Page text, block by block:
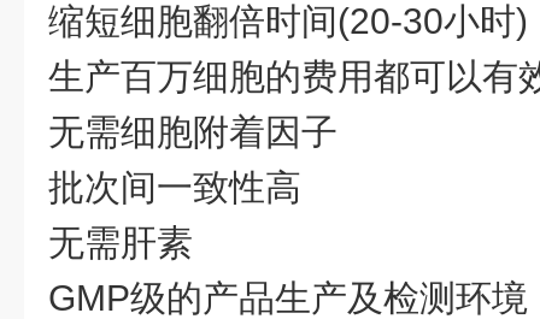
缩短细胞翻倍时间(20-30小时)
生产百万细胞的费用都可以有
无需细胞附着因子
批次间一致性高
无需肝素
GMP级的产品生产及检测环境